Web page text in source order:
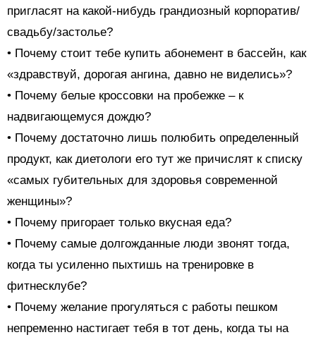
пригласят на какой-нибудь грандиозный корпоратив/
свадьбу/застолье?
• Почему стоит тебе купить абонемент в бассейн, как
«здравствуй, дорогая ангина, давно не виделись»?
• Почему белые кроссовки на пробежке – к
надвигающемуся дождю?
• Почему достаточно лишь полюбить определенный
продукт, как диетологи его тут же причислят к списку
«самых губительных для здоровья современной
женщины»?
• Почему пригорает только вкусная еда?
• Почему самые долгожданные люди звонят тогда,
когда ты усиленно пыхтишь на тренировке в
фитнесклубе?
• Почему желание прогуляться с работы пешком
непременно настигает тебя в тот день, когда ты на